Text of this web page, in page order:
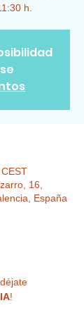
h.
16,
España
!